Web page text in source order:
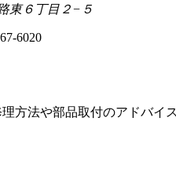
東６丁目２−５
6020
方法や部品取付のアドバイ